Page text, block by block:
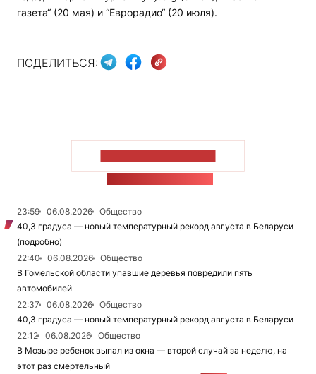
газета“ (20 мая) и “Еврорадио“ (20 июля).
ПОДЕЛИТЬСЯ:
23:59 06.08.2026
Общество
40,3 градуса — новый температурный рекорд августа в Беларуси
(подробно)
22:40
06.08.2026
Общество
В Гомельской области упавшие деревья повредили пять
автомобилей
22:37
06.08.2026
Общество
40,3 градуса — новый температурный рекорд августа в Беларуси
22:12
06.08.2026
Общество
В Мозыре ребенок выпал из окна — второй случай за неделю, на
этот раз смертельный